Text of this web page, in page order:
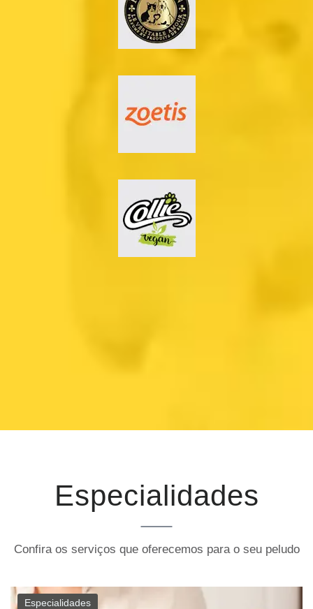
Especialidades
Confira os serviços que oferecemos para o seu peludo
Especialidades